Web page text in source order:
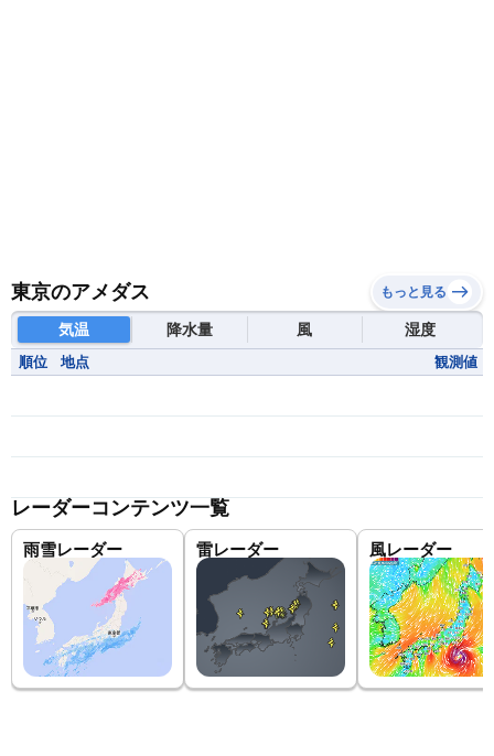
東京のアメダス もっと見る
気温 降水量 風 湿度
順位 地点 観測値
レーダーコンテンツ一覧
雨雪レーダー 雷レーダー 風レーダー